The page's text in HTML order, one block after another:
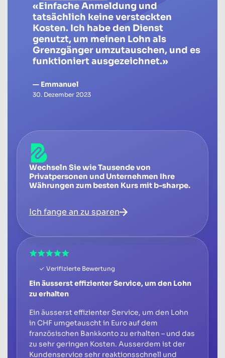
«Einfache Anmeldung und
tatsächlich keine versteckten
Kosten. Ich habe den Dienst
genutzt, um meinen Lohn als
Grenzgänger umzutauschen, und es
funktioniert ausgezeichnet.»
— Emmanuel
30. Dezember 2023
Wechseln Sie wie Tausende von
Privatpersonen und Unternehmen Ihre
Währungen zum besten Kurs mit b-sharpe.
Ich fange an zu sparen
✓ Verifizierte Bewertung
Ein äusserst effizienter Service, um den Lohn
zu erhalten
Ein äusserst effizienter Service, um den Lohn
in CHF umgetauscht in Euro auf dem
französischen Bankkonto zu erhalten – und das
zu sehr geringen Kosten. Ausserdem ist der
Kundenservice sehr reaktionsschnell und